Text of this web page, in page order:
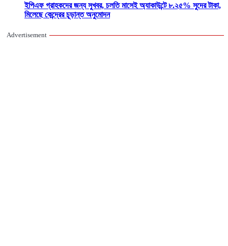
ইপিএফ গ্রাহকদের জন্য সুখবর, চলতি মাসেই অ্যাকাউন্টে ৮.২৫% সুদের টাকা,
মিলেছে কেন্দ্রের চূড়ান্ত অনুমোদন
Advertisement